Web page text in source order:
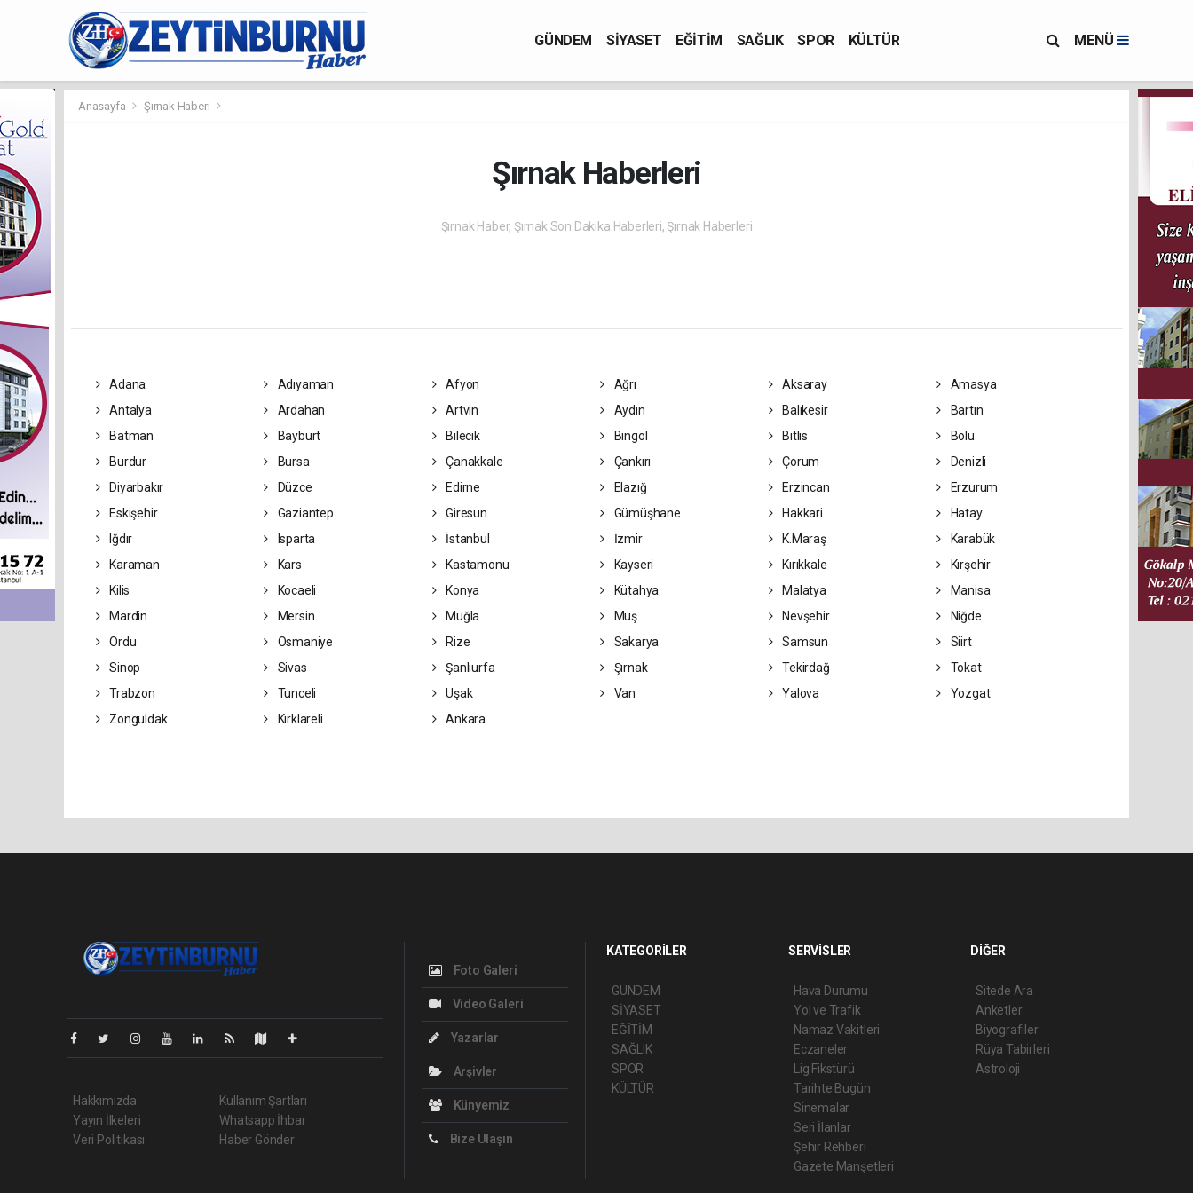
GÜNDEM SİYASET EĞİTİM SAĞLIK SPOR KÜLTÜR MENÜ
Anasayfa Şırnak Haberi
Şırnak Haberleri
Şırnak Haber, Şırnak Son Dakika Haberleri, Şırnak Haberleri
Adana Adıyaman Afyon Ağrı Aksaray
Amasya
Antalya
Ardahan Artvin Aydın Balıkesir
Bartın
Batman
Bayburt Bilecik Bingöl Bitlis
Bolu
Burdur
Bursa Çanakkale Çankırı Çorum
Denizli
Diyarbakır
Düzce Edirne Elazığ Erzincan
Erzurum
Eskişehir
Gaziantep Giresun Gümüşhane Hakkari
Hatay
Iğdır
Isparta İstanbul İzmir K.Maraş
Karabük
Karaman
Kars Kastamonu Kayseri Kırıkkale
Kırşehir
Kilis
Kocaeli Konya Kütahya Malatya
Manisa
Mardin
Mersin Muğla Muş Nevşehir
Niğde
Ordu
Osmaniye Rize Sakarya Samsun
Siirt
Sinop
Sivas Şanlıurfa Şırnak Tekirdağ
Tokat
Trabzon
Tunceli Uşak Van Yalova
Yozgat
Zonguldak
Kırklareli Ankara
Hakkımızda
Yayın İlkeleri
Veri Politikası
Kullanım Şartları
Whatsapp İhbar
Haber Gönder
Foto Galeri
Video Galeri
Yazarlar
Arşivler
Künyemiz
Bize Ulaşın
KATEGORİLER
GÜNDEM
SİYASET
EĞİTİM
SAĞLIK
SPOR
KÜLTÜR
SERVİSLER
Hava Durumu
Yol ve Trafik
Namaz Vakitleri
Eczaneler
Lig Fikstürü
Tarihte Bugün
Sinemalar
Seri İlanlar
Şehir Rehberi
Gazete Manşetleri
DİĞER
Sitede Ara
Anketler
Biyografiler
Rüya Tabirleri
Astroloji